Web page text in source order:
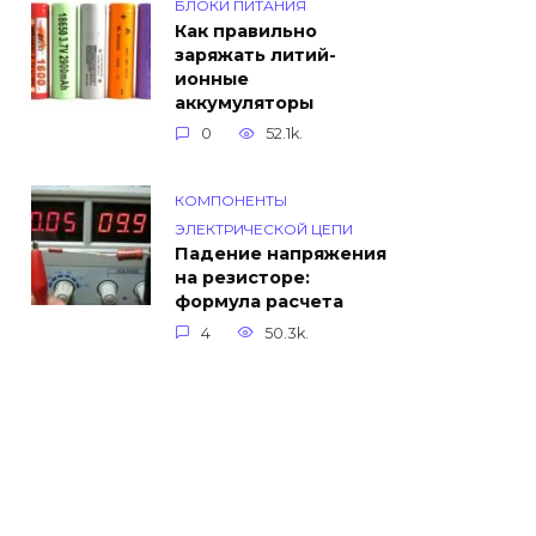
БЛОКИ ПИТАНИЯ
Как правильно
заряжать литий-
ионные
аккумуляторы
0 52.1k.
КОМПОНЕНТЫ
ЭЛЕКТРИЧЕСКОЙ ЦЕПИ
Падение напряжения
на резисторе:
формула расчета
4 50.3k.